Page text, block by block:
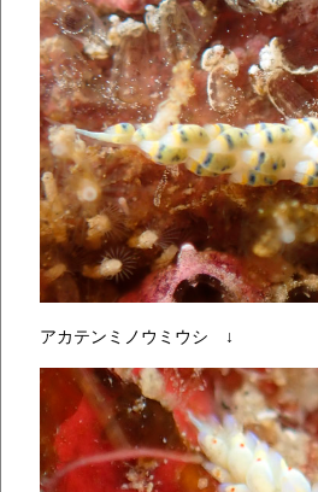
アカテンミノウミウシ ↓